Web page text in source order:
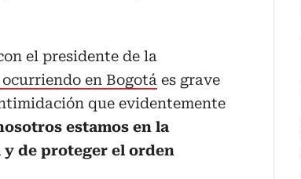
el presidente de la
en Bogotá es grave
que evidentemente
estamos en la
de proteger el orden